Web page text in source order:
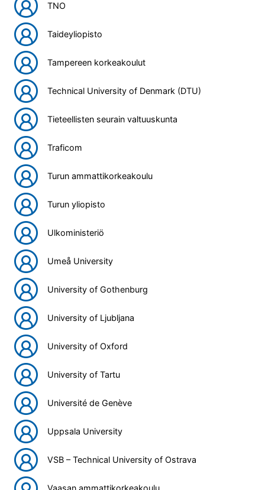
TNO
Taideyliopisto
Tampereen korkeakoulut
Technical University of Denmark (DTU)
Tieteellisten seurain valtuuskunta
Traficom
Turun ammattikorkeakoulu
Turun yliopisto
Ulkoministeriö
Umeå University
University of Gothenburg
University of Ljubljana
University of Oxford
University of Tartu
Université de Genève
Uppsala University
VSB – Technical University of Ostrava
Vaasan ammattikorkeakoulu